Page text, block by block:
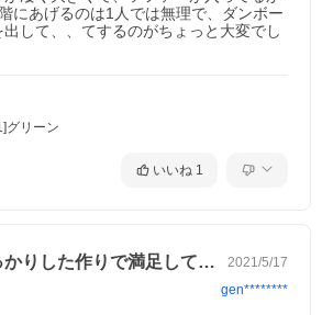
にあげるのは1人では無理で、ダンボー
して、、てするのがちょっと大変でし
グリーン
いいね 1
値段の割にしっかりした作りで満足してま… 2021/5/17
gen********